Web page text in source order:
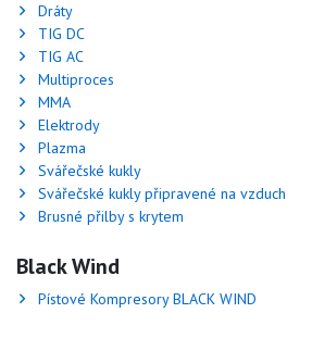
Dráty
TIG DC
TIG AC
Multiproces
MMA
Elektrody
Plazma
Svářečské kukly
Svářečské kukly připravené na vzduch
Brusné přilby s krytem
Black Wind
Pístové Kompresory BLACK WIND